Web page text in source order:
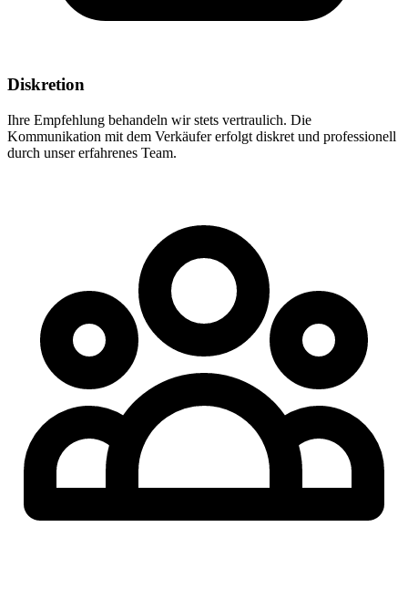
Diskretion
Ihre Empfehlung behandeln wir stets vertraulich. Die
Kommunikation mit dem Verkäufer erfolgt diskret und professionell
durch unser erfahrenes Team.